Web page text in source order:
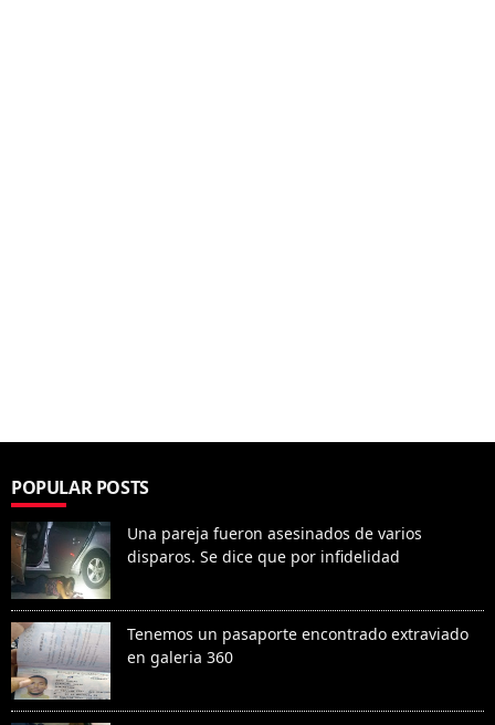
POPULAR POSTS
Una pareja fueron asesinados de varios
disparos. Se dice que por infidelidad
Tenemos un pasaporte encontrado extraviado
en galeria 360